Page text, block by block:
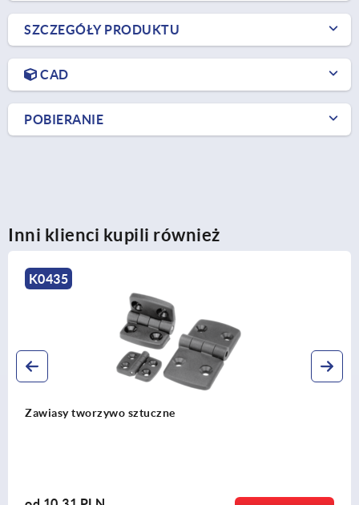
SZCZEGÓŁY PRODUKTU
CAD
POBIERANIE
Inni klienci kupili również
Zawiasy prostokątne z otworami, wersja długa